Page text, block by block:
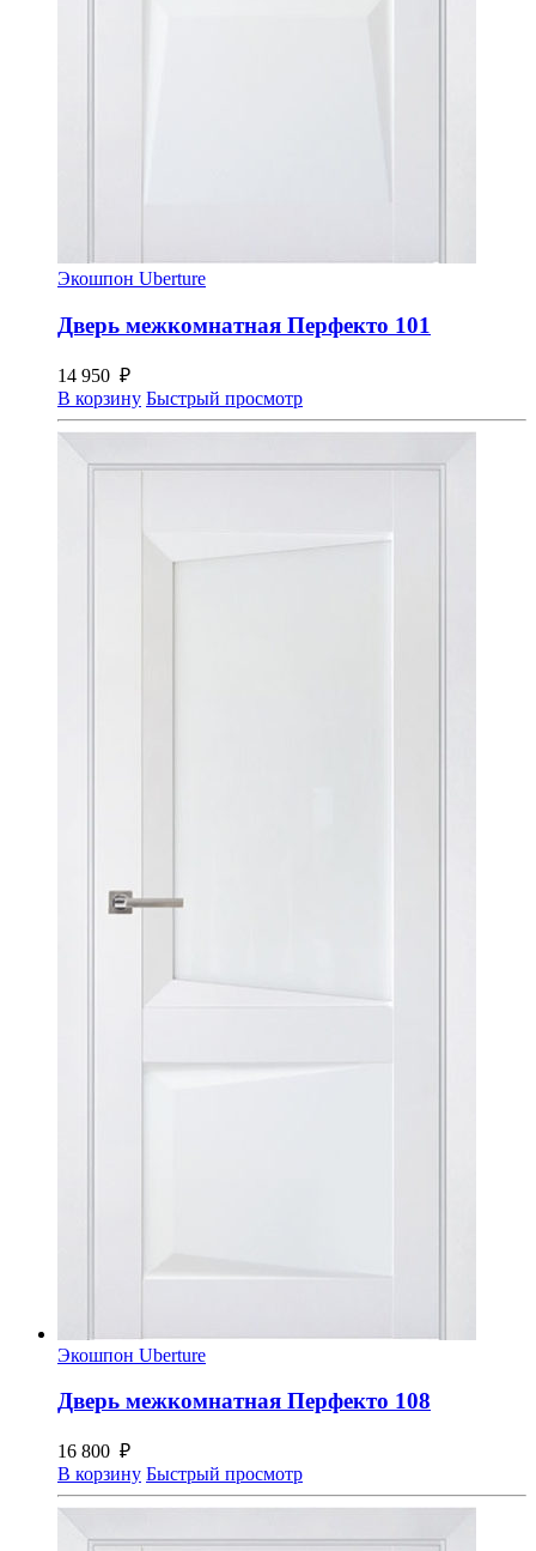
Экошпон Uberture
Дверь межкомнатная Перфекто 101
14 950 ₽
В корзину Быстрый просмотр
Экошпон Uberture
Дверь межкомнатная Перфекто 108
16 800 ₽
В корзину Быстрый просмотр